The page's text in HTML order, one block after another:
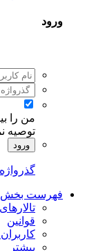
ورود
من را
توصیه
ورود
فهرست بخش
قوانین
کاربران
بیشتر